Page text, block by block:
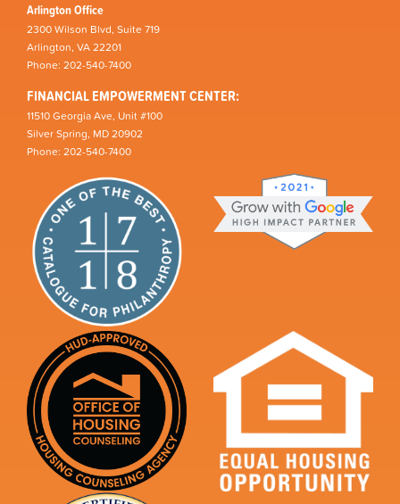
Arlington Office
2300 Wilson Blvd, Suite 719
Arlington, VA 22201
Phone: 202-540-7400
FINANCIAL EMPOWERMENT CENTER:
11510 Georgia Ave, Unit #100
Silver Spring, MD 20902
Phone: 202-540-7400